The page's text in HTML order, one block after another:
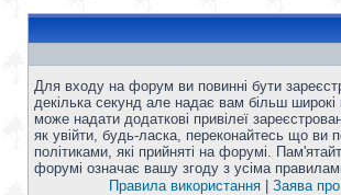
Для входу на форум ви повинні бути
декілька секунд але надає вам більш широкі
може надати додаткові привілеї
як увійти, будь-ласка, переконайтесь що ви
політиками, які прийняті на форумі.
форумі означає вашу згоду з усіма
Правила використання
Заява про